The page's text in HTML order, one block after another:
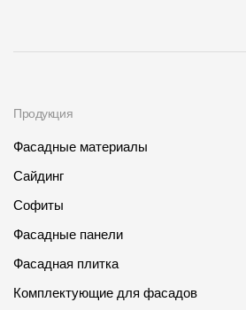
Продукция
Фасадные материалы
Сайдинг
Софиты
Фасадные панели
Фасадная плитка
Комплектующие для фасадов